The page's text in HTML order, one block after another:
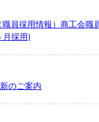
職員採用情報）商工会職
月採用)
のご案内